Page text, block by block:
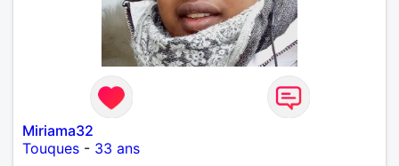
Miriama32
Touques - 33 ans